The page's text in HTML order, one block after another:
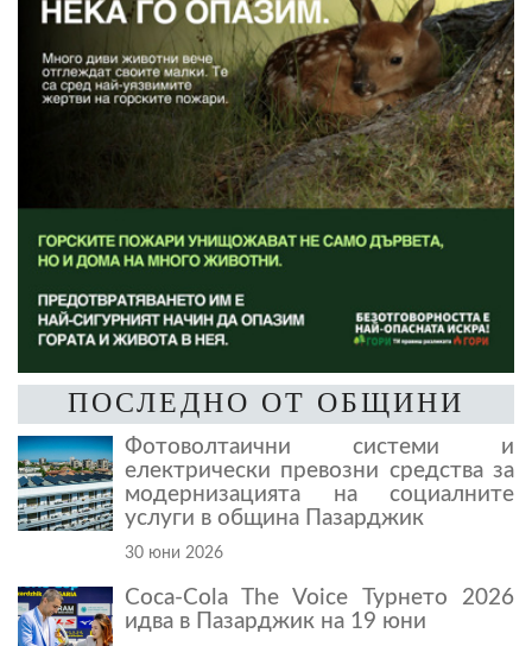
ПОСЛЕДНО ОТ ОБЩИНИ
Фотоволтаични системи и
електрически превозни средства за
модернизацията на социалните
услуги в община Пазарджик
30 юни 2026
Coca-Cola The Voice Турнето 2026
идва в Пазарджик на 19 юни